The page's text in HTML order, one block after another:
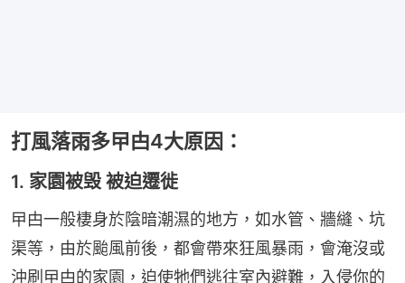
打風落雨多曱甴4大原因：
1. 家園被毁 被迫遷徙
曱甴一般棲身於陰暗潮濕的地方，如水管、牆縫、坑
渠等，由於颱風前後，都會帶來狂風暴雨，會淹沒或
沖刷曱甴的家園，迫使牠們逃往室內避難，入侵你的